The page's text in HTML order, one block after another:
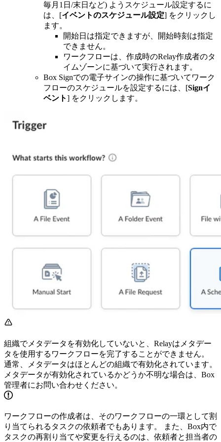
毎月1日/末日など) ようスケジュール設定するに
は、[イベントのスケジュール設定] をクリックし
ます。
開始日は指定できますが、開始時刻は指定
できません。
ワークフローは、作成時のRelay作成者のタ
イムゾーンに基づいて実行されます。
Box Signでの電子サインの操作に基づいてワーク
フローのスケジュールを設定するには、[Signイ
ベント] をクリックします。
組織でメタデータを有効化していないと、Relayはメタデー
タを使用するワークフローを完了することができません。
通常、メタデータはほとんどの組織で有効化されています。
メタデータが有効化されているかどうか不明な場合は、Box
管理者にお問い合わせください。
ワークフローの作成者は、そのワークフローの一環として割
り当てられるタスクの依頼者でもあります。 また、Box内で
タスクの再割り当てや変更を行えるのは、依頼者と担当者の